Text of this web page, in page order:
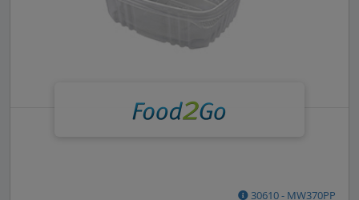
30610 - MW370PP